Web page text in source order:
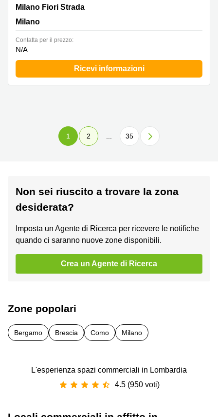
Milano Fiori Strada 6,Palazzo A, Scala 13,1° Piano,
Milano Fiori Strada
Milano
Сontatta per il prezzo:
N/A
Ricevi informazioni
1 2 35
Non sei riuscito a trovare la zona
desiderata?
Imposta un Agente di Ricerca per ricevere le notifiche
quando ci saranno nuove zone disponibili.
Crea un Agente di Ricerca
Zone popolari
Bergamo Brescia Como Milano
L'esperienza spazi commerciali in Lombardia
4.5 (950 voti)